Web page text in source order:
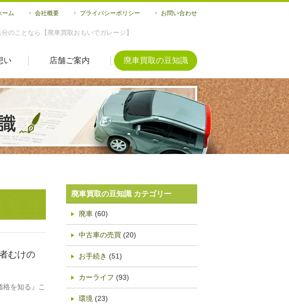
のことなら【廃車買取おもいでガレージ】
ーム 会社概要 プライバシーポリシー お問い合わせ
い 店舗ご案内 廃車買取の豆知識
むけの
を知る』こ
廃車買取の豆知識 カテゴリー
廃車 (60)
中古車の売買 (20)
お手続き (51)
カーライフ (93)
環境 (23)